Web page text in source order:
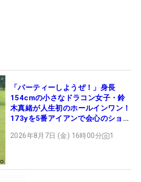
「パーティーしようぜ！」身長
154cmの小さなドラコン女子・鈴
木真緒が人生初のホールインワン！
173yを5番アイアンで会心のショッ
2026年8月7日 (金) 16時00分 1